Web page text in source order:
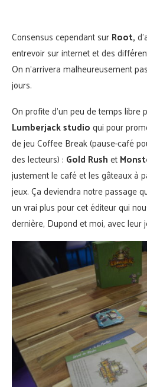
Consensus cependant surRoot,
entrevoir sur internet et des
On n’arrivera malheureusement
jours.
On profite d’un peu de temps libre
Lumberjack studioqui pour
de jeu Coffee Break (pause-café
des lecteurs) : Gold Rushet
justement le café et les gâteaux à
jeux. Ça deviendra notre passage
un vrai plus pour cet éditeur qui
dernière, Dupond et moi, avec leur